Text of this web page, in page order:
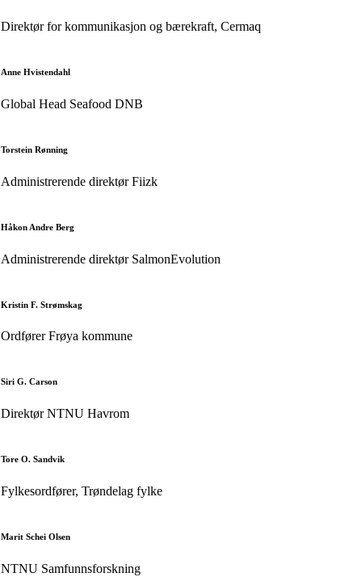
Direktør for kommunikasjon og bærekraft, Cermaq
Anne Hvistendahl
Global Head Seafood DNB
Torstein Rønning
Administrerende direktør Fiizk
Håkon Andre Berg
Administrerende direktør SalmonEvolution
Kristin F. Strømskag
Ordfører Frøya kommune
Siri G. Carson
Direktør NTNU Havrom
Tore O. Sandvik
Fylkesordfører, Trøndelag fylke
Marit Schei Olsen
NTNU Samfunnsforskning